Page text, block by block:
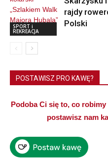
SPORT i
REKREACJA
rajdy
Polski
POSTAWISZ PRO KAWĘ?
Podoba Ci się to, co
postawisz nam